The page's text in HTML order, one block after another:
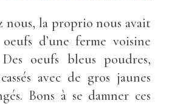
nous, la proprio nous avait
d’une ferme voisine
oeufs bleus poudres,
avec de gros jaunes
Bons à se damner ces